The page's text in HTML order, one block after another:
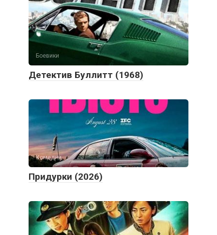
Боевики
Детектив Буллитт (1968)
Комедии
Придурки (2026)